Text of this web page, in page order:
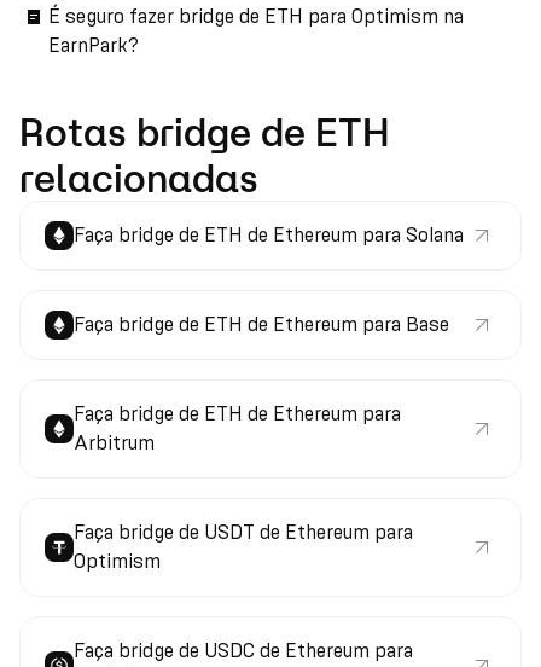
É seguro fazer bridge de ETH para Optimism na
EarnPark?
Rotas bridge de ETH
relacionadas
Faça bridge de ETH de Ethereum para Solana
Faça bridge de ETH de Ethereum para Base
Faça bridge de ETH de Ethereum para
Arbitrum
Faça bridge de USDT de Ethereum para
Optimism
Faça bridge de USDC de Ethereum para